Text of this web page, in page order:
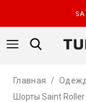
Главная /
Шорты Saint